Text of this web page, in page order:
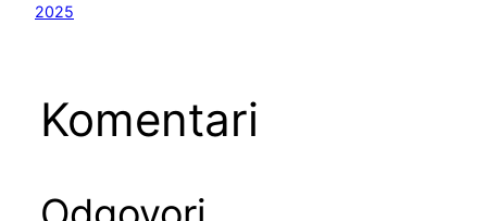
2025
Komentari